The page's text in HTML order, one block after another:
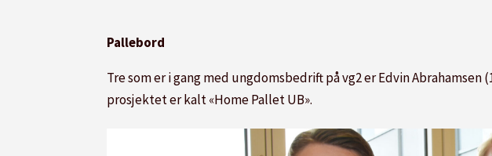
Pallebord
Tre som er i gang med ungdomsbedrift på vg2 er Edvin
prosjektet er kalt «Home Pallet UB».